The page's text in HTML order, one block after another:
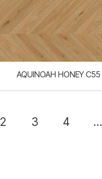
AQUINOAH HONEY C55
2 3 4 …